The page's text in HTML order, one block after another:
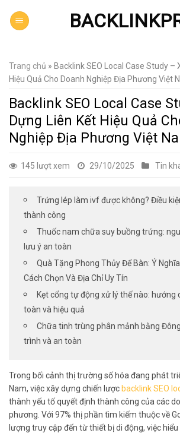
Trang chủ » Backlink SEO Local Case Study –
Hiệu Quả Cho Doanh Nghiệp Địa Phương Việt
Backlink SEO Local Case
Dựng Liên Kết Hiệu Quả
Nghiệp Địa Phương Việt
145 lượt xem 29/10/2025 Tin
Trứng lép làm ivf được không? Điều
thành công
Thuốc nam chữa suy buồng trứng:
lưu ý an toàn
Quà Tặng Phong Thủy Để Bàn: Ý
Cách Chọn Và Địa Chỉ Uy Tín
Kẹt cổng tự động xử lý thế nào: hướng
toàn và hiệu quả
Chữa tinh trùng phân mảnh bằng
trình và an toàn
Trong bối cảnh thị trường số hóa đang phát
Nam, việc xây dựng chiến lược backlink SEO
thành yếu tố quyết định thành công của các
phương. Với 97% thị phần tìm kiếm thuộc về
lượng truy cập đến từ thiết bị di động, việc